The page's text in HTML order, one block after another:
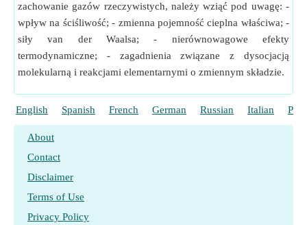
zachowanie gazów rzeczywistych, należy wziąć pod uwagę: -
wpływ na ściśliwość; - zmienna pojemność cieplna właściwa; -
siły van der Waalsa; - nierównowagowe efekty
termodynamiczne; - zagadnienia związane z dysocjacją
molekularną i reakcjami elementarnymi o zmiennym składzie.
English Spanish French German Russian Italian
About
Contact
Disclaimer
Terms of Use
Privacy Policy